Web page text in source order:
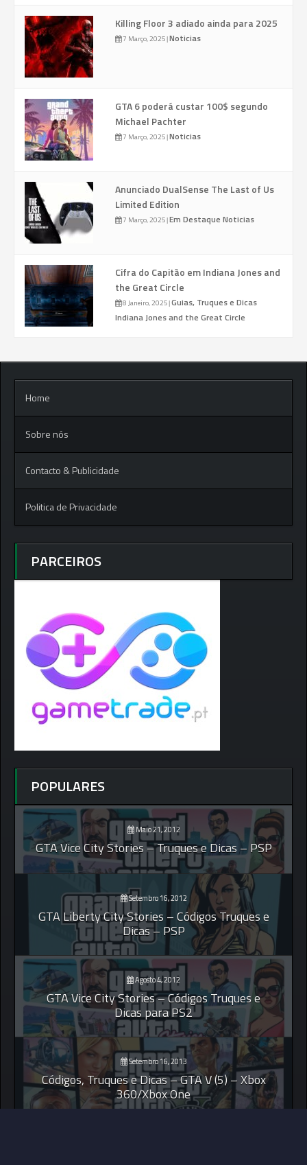
Killing Floor 3 adiado ainda para 2025
7 Março, 2025|Noticias
GTA 6 poderá custar 100$ segundo
Michael Pachter
7 Março, 2025|Noticias
Anunciado DualSense The Last of Us
Limited Edition
7 Março, 2025|Em Destaque Noticias
Cifra do Capitão em Indiana Jones and
the Great Circle
8 Janeiro, 2025|Guias, Truques e Dicas
Indiana Jones and the Great Circle
Home
Sobre nós
Contacto & Publicidade
Politica de Privacidade
PARCEIROS
POPULARES
Maio 21, 2012
GTA Vice City Stories – Truques e Dicas – PSP
Setembro 16, 2012
GTA Liberty City Stories – Códigos Truques e
Dicas – PSP
Agosto 4, 2012
GTA Vice City Stories – Códigos Truques e
Dicas para PS2
Setembro 16, 2013
Códigos, Truques e Dicas – GTA V (5) – Xbox
360/Xbox One